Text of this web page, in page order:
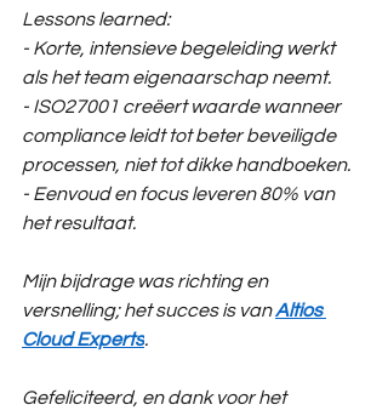
Lessons learned:
- Korte, intensieve begeleiding werkt
als het team eigenaarschap neemt.
- ISO27001 creëert waarde wanneer
compliance leidt tot beter beveiligde
processen, niet tot dikke handboeken.
- Eenvoud en focus leveren 80% van
het resultaat.
Mijn bijdrage was richting en
versnelling; het succes is van Altios
Cloud Experts.
Gefeliciteerd, en dank voor het